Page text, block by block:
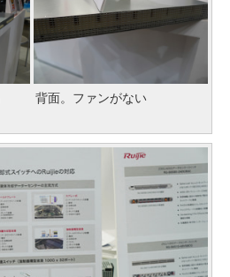
背面。ファンがない